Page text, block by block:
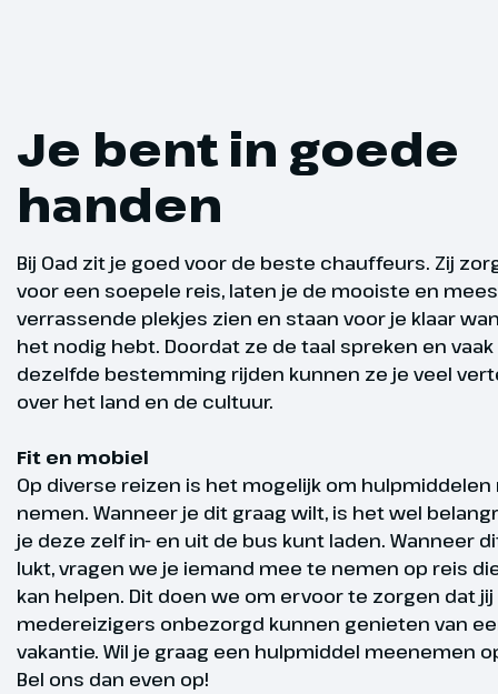
Optioneel
Dag 4
We
bezoek aan
Margraten.
route door
prachtige
We eindigen
Duitsland
Tegelijkertijd
Je bent in goede
handen
Bij Oad zit je goed voor de beste chauffeurs. Zij
voor een soepele reis, laten je de mooiste en
verrassende plekjes zien en staan voor je klaar
het nodig hebt. Doordat ze de taal spreken en vaak
dezelfde bestemming rijden kunnen ze je veel
over het land en de cultuur.
Fit en mobiel
Op diverse reizen is het mogelijk om hulpmiddelen
nemen. Wanneer je dit graag wilt, is het wel
je deze zelf in- en uit de bus kunt laden. Wanneer
lukt, vragen we je iemand mee te nemen op reis
kan helpen. Dit doen we om ervoor te zorgen dat jij
medereizigers onbezorgd kunnen genieten van
vakantie. Wil je graag een hulpmiddel meenemen
Bel ons dan even op!
vertrek